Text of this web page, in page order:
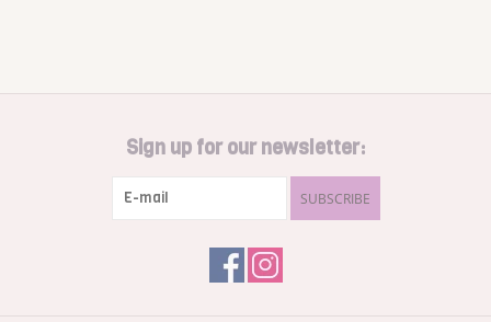
Sign up for our newsletter:
SUBSCRIBE